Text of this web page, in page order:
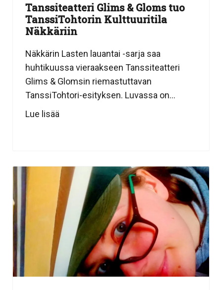
Tanssiteatteri Glims & Gloms tuo
TanssiTohtorin Kulttuuritila
Näkkäriin
Näkkärin Lasten lauantai -sarja saa
huhtikuussa vieraakseen Tanssiteatteri
Glims & Glomsin riemastuttavan
TanssiTohtori-esityksen. Luvassa on...
Lue lisää